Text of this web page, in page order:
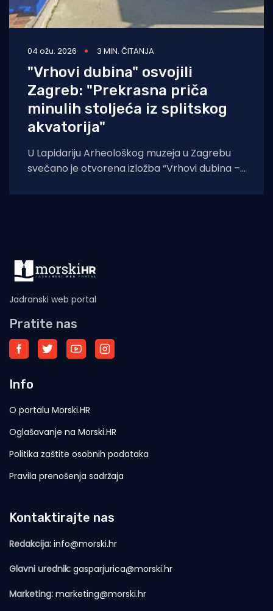
04 ožu. 2026 3 MIN. ČITANJA
"Vrhovi dubina" osvojili
Zagreb: "Prekrasna priča
minulih stoljeća iz splitskog
akvatorija"
U Lapidariju Arheološkog muzeja u Zagrebu
svečano je otvorena izložba “Vrhovi dubina –
Jadranski web portal
Pratite nas
Info
O portalu Morski.HR
Oglašavanje na Morski.HR
Politika zaštite osobnih podataka
Pravila prenošenja sadržaja
Kontaktirajte nas
Redakcija: info@morski.hr
Glavni urednik: gasparjurica@morski.hr
Marketing: marketing@morski.hr